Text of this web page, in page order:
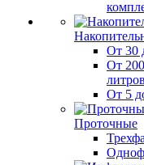
От 30
От
литров
От 5
Проточные